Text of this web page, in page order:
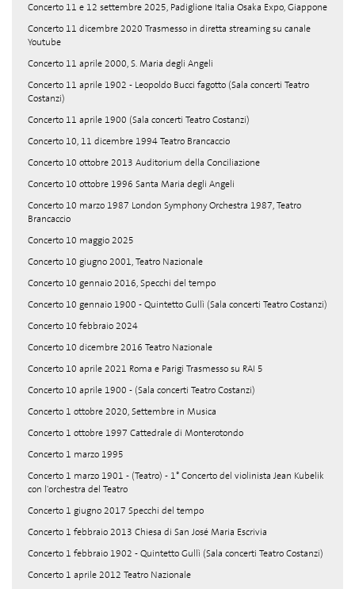
Concerto 11 e 12 settembre 2025, Padiglione Italia Osaka Expo, Giappone
Concerto 11 dicembre 2020 Trasmesso in diretta streaming su canale
Youtube
Concerto 11 aprile 2000, S. Maria degli Angeli
Concerto 11 aprile 1902 - Leopoldo Bucci fagotto (Sala concerti Teatro
Costanzi)
Concerto 11 aprile 1900 (Sala concerti Teatro Costanzi)
Concerto 10, 11 dicembre 1994 Teatro Brancaccio
Concerto 10 ottobre 2013 Auditorium della Conciliazione
Concerto 10 ottobre 1996 Santa Maria degli Angeli
Concerto 10 marzo 1987 London Symphony Orchestra 1987, Teatro
Brancaccio
Concerto 10 maggio 2025
Concerto 10 giugno 2001, Teatro Nazionale
Concerto 10 gennaio 2016, Specchi del tempo
Concerto 10 gennaio 1900 - Quintetto Gullì (Sala concerti Teatro Costanzi)
Concerto 10 febbraio 2024
Concerto 10 dicembre 2016 Teatro Nazionale
Concerto 10 aprile 2021 Roma e Parigi Trasmesso su RAI 5
Concerto 10 aprile 1900 - (Sala concerti Teatro Costanzi)
Concerto 1 ottobre 2020, Settembre in Musica
Concerto 1 ottobre 1997 Cattedrale di Monterotondo
Concerto 1 marzo 1995
Concerto 1 marzo 1901 - (Teatro) - 1° Concerto del violinista Jean Kubelik
con l'orchestra del Teatro
Concerto 1 giugno 2017 Specchi del tempo
Concerto 1 febbraio 2013 Chiesa di San José Maria Escrivia
Concerto 1 febbraio 1902 - Quintetto Gullì (Sala concerti Teatro Costanzi)
Concerto 1 aprile 2012 Teatro Nazionale